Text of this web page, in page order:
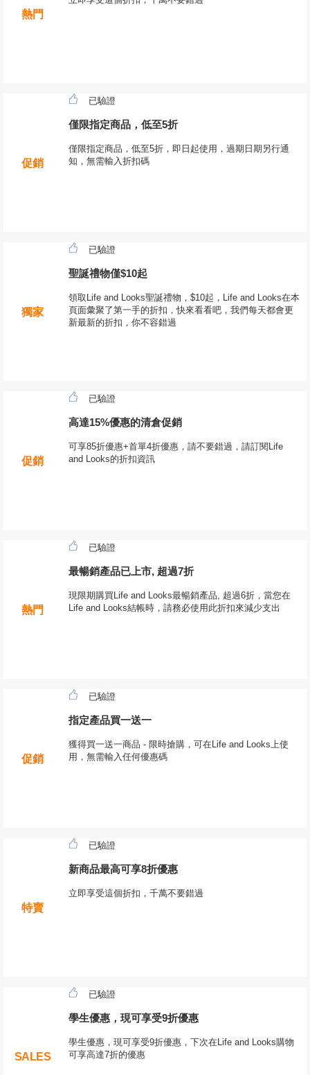
熱門
促銷
已驗證
僅限指定商品，低至5折
僅限指定商品，低至5折，即日起使用，過期日期另行通
知，無需輸入折扣碼
獨家
已驗證
聖誕禮物僅$10起
領取Life and Looks聖誕禮物，$10起，Life and Looks在本
頁面彙聚了第一手的折扣，快來看看吧，我們每天都會更
新最新的折扣，你不容錯過
促銷
已驗證
高達15%優惠的清倉促銷
可享85折優惠+首單4折優惠，請不要錯過，請訂閱Life
and Looks的折扣資訊
熱門
已驗證
最暢銷產品已上市, 超過7折
現限期購買Life and Looks最暢銷產品, 超過6折，當您在
Life and Looks結帳時，請務必使用此折扣來減少支出
促銷
已驗證
指定產品買一送一
獲得買一送一商品 - 限時搶購，可在Life and Looks上使
用，無需輸入任何優惠碼
特賣
已驗證
新商品最高可享8折優惠
立即享受這個折扣，千萬不要錯過
SALES
已驗證
學生優惠，現可享受9折優惠
學生優惠，現可享受9折優惠，下次在Life and Looks購物
可享高達7折的優惠